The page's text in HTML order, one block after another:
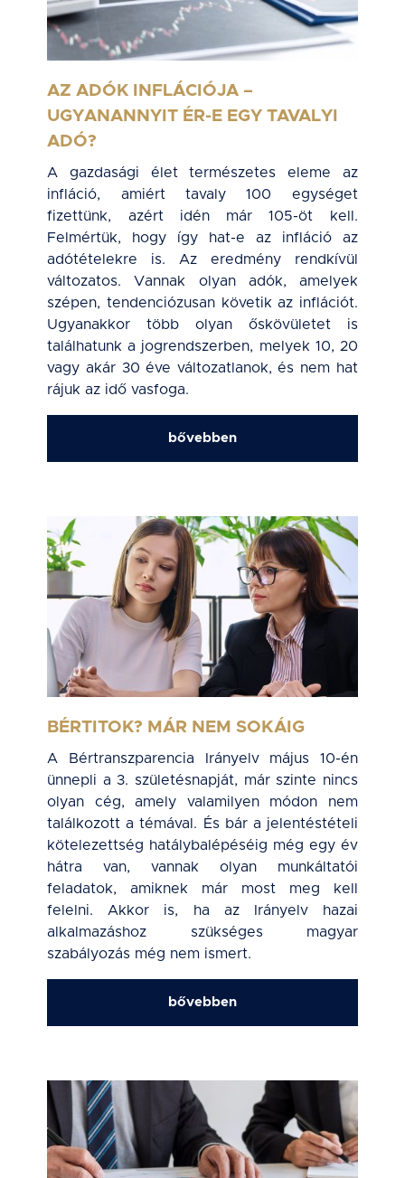
AZ ADÓK INFLÁCIÓJA –
UGYANANNYIT ÉR-E EGY TAVALYI
ADÓ?
A gazdasági élet természetes eleme az
infláció, amiért tavaly 100 egységet
fizettünk, azért idén már 105-öt kell.
Felmértük, hogy így hat-e az infláció az
adótételekre is. Az eredmény rendkívül
változatos. Vannak olyan adók, amelyek
szépen, tendenciózusan követik az inflációt.
Ugyanakkor több olyan őskövületet is
találhatunk a jogrendszerben, melyek 10, 20
vagy akár 30 éve változatlanok, és nem hat
rájuk az idő vasfoga.
bővebben
BÉRTITOK? MÁR NEM SOKÁIG
A Bértranszparencia Irányelv május 10-én
ünnepli a 3. születésnapját, már szinte nincs
olyan cég, amely valamilyen módon nem
találkozott a témával. És bár a jelentéstételi
kötelezettség hatálybalépéséig még egy év
hátra van, vannak olyan munkáltatói
feladatok, amiknek már most meg kell
felelni. Akkor is, ha az Irányelv hazai
alkalmazáshoz szükséges magyar
szabályozás még nem ismert.
bővebben